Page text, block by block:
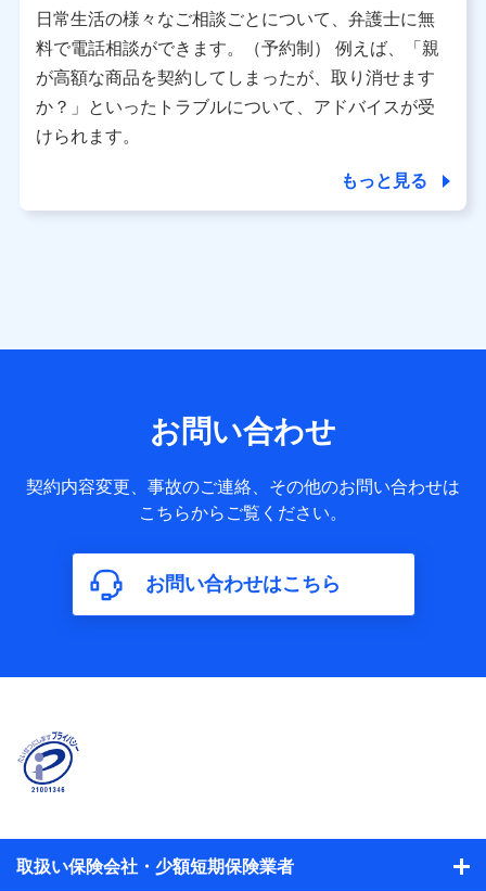
所、dポイント残高、dポイント利用履歴などが含まれます。
利用情報
当社又は株式会社NTTドコモが提供する各種サービスなどの
ご契約・ご利用などに関する情報。例として、当社又は株式
会社NTTドコモが提供する各種サービスのご契約状態・ご利
用履歴インターネット利用時の行動に関する情報、アプリケ
ーション利用時の行動に関する情報、購入されたサービスや
当社又は株式会社NTTドコモが提供する保険関連サービスに
送信履歴などの情報）が含まれます。
約に関する情報。例として、保険契約者及び被保険者の氏
名、住所、生年月日、性別、保険契約者と被保険者の関係、
保険加入の目的、保険商品の内容、保険料、保険料のお支払
年数などの情報、ペットの種類や年齢などの情報などが含ま
れます。
【共同して利用する者の範囲】
株式会社NTTドコモ
当社又は株式会社NTTドコモが提供する保険関連サービスに
おけるユーザ登録受付および管理のため
当社又は株式会社NTTドコモと取引のあるもしくは委託を受
れらに付帯、関連する当社、株式会社NTTドコモおよび提携
会社のサービスを案内、提供するため
日常生活の様々なご相談ごとについて、弁護士に無
料で電話相談ができます。（予約制） 例えば、「親
が高額な商品を契約してしまったが、取り消せます
か？」といったトラブルについて、アドバイスが受
けられます。
もっと見る
お問い合わせ
契約内容変更、事故のご連絡、その他のお問い合わせは
こちらからご覧ください。
お問い合わせはこちら
取扱い保険会社・少額短期保険業者